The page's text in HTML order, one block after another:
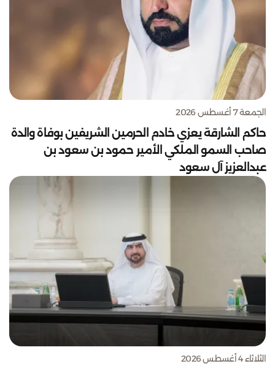
الجمعة 7 أغسطس 2026
حاكم الشارقة يعزي خادم الحرمين الشريفين بوفاة والدة
صاحب السمو الملكي الأمير حمود بن سعود بن
عبدالعزيز آل سعود
الثلاثاء 4 أغسطس 2026